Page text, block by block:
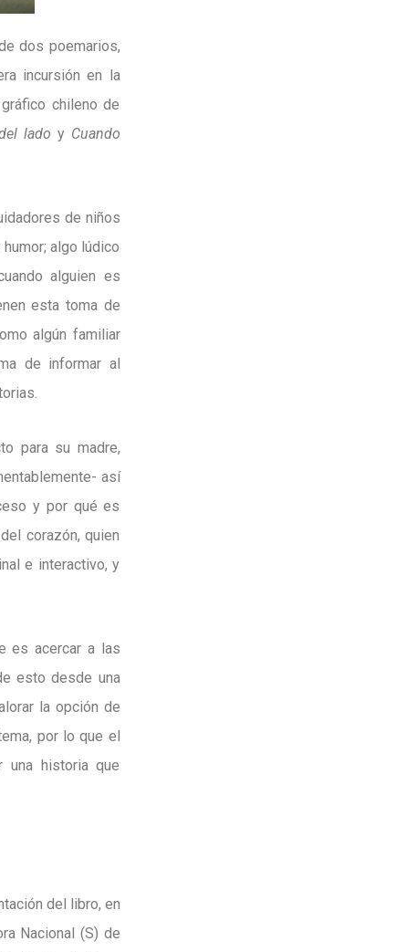
dos poemarios,
incursión en la
chileno de
lado y Cuando
de niños
algo lúdico
alguien es
esta toma de
algún familiar
de informar al
para su madre,
así
y por qué es
corazón, quien
e interactivo, y
es acercar a las
esto desde una
la opción de
por lo que el
una historia que
del libro, en
Nacional (S) de